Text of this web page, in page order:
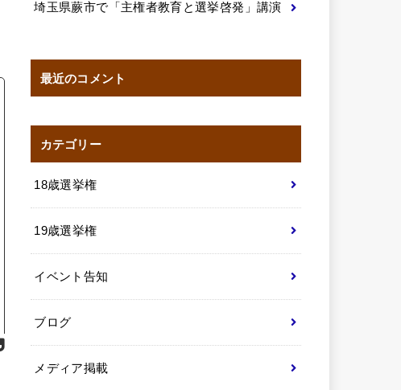
埼玉県蕨市で「主権者教育と選挙啓発」講演
最近のコメント
カテゴリー
18歳選挙権
19歳選挙権
イベント告知
ブログ
メディア掲載